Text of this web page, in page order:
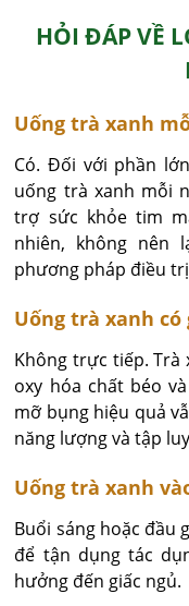
HỎI ĐÁP VỀ
Uống trà xanh
Có. Đối với phần
uống trà xanh mỗi
trợ sức khỏe tim
nhiên, không nên
phương pháp điều
Uống trà xanh
Không trực tiếp.
oxy hóa chất béo
mỡ bụng hiệu quả
năng lượng và tập
Uống trà xanh
Buổi sáng hoặc đầu
để tận dụng tác
hưởng đến giấc ngủ.